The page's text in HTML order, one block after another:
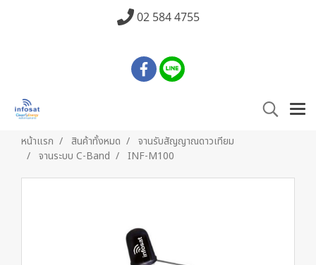
02 584 4755
หน้าแรก สินค้าทั้งหมด
จานรับสัญญาณดาวเทียม
จานระบบ C-Band
INF-M100